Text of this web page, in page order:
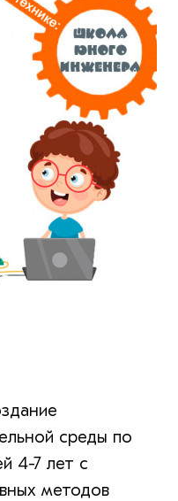
среды по
4-7 лет с
методов